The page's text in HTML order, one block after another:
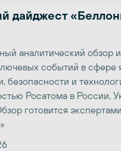
дайджест
аналитический обзор
событий в сфере
безопасности и
Росатома в России,
готовится